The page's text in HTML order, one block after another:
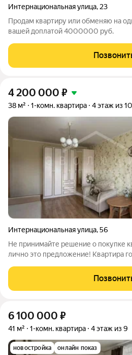
Интернациональная улица, 23
Продам квартиру или обменяю на
вашей доплатой 4000000 руб.
4 200 000 ₽
38 м² 1-комн. квартира 4 этаж из 10
Интернациональная улица,56
Не принимайте решение о покупке
лично это предложение! Квартира
Продажу объекта сопровождает
ЭВОЛЮЦИЯ, действующий член
6 100 000 ₽
41 м² 1-комн. квартира 4 этаж из 9
новостройка онлайн показ